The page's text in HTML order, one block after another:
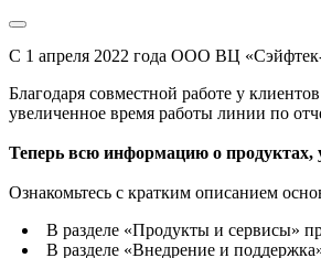
С 1 апреля 2022 года ООО ВЦ
Благодаря совместной работе у
увеличенное время работы линии по
Теперь всю информацию о продуктах,
Ознакомьтесь с кратким описанием
В разделе «Продукты и сервисы»
В разделе «Внедрение и